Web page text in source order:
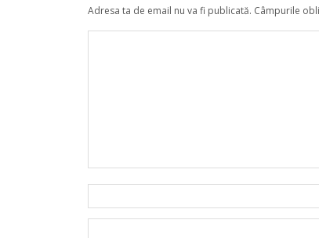
Adresa ta de email nu va fi publicată. Câmpurile